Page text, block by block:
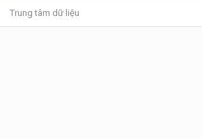
Trung tâm dữ liệu